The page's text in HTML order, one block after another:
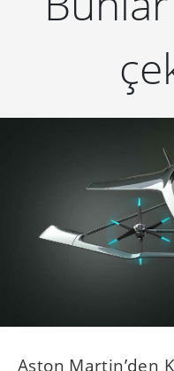
Aston Martin’den